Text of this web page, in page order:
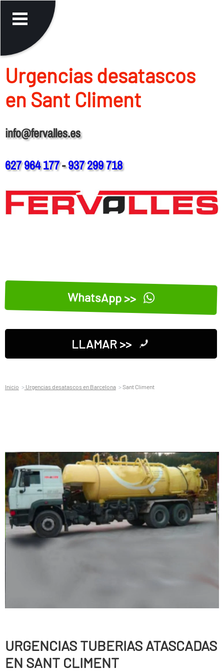
Urgencias desatascos
en Sant Climent
info@fervalles.es
627 964 177-937 299 718
WhatsApp >>
LLAMAR >>
Inicio Urgencias desatascos en Barcelona Sant Climent
URGENCIAS TUBERIAS ATASCADAS
EN SANT CLIMENT